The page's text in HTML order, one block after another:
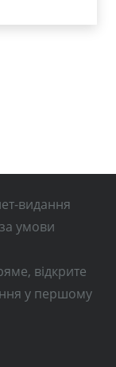
видання
умови
відкрите
у першому